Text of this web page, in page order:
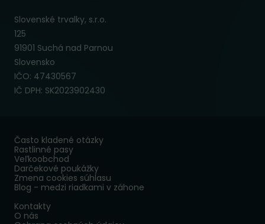
Slovenské trvalky, s.r.o.
125
91901 Suchá nad Parnou
Slovensko
IČO: 47430567
IČ DPH: SK2023902430
Často kladené otázky
Rastlinné pasy
Veľkoobchod
Darčekové poukážky
Zmena cookies súhlasu
Blog - medzi riadkami v záhone
Kontakty
O nás